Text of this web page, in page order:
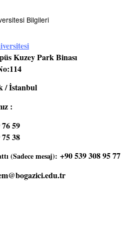
Bilgileri
Kuzey Park Binası
/ İstanbul
:
59
38
(Sadece mesaj): +90 539 308 95 77